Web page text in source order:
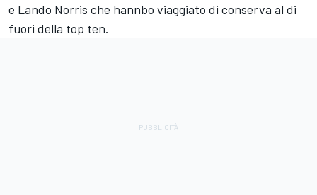
e Lando Norris che hannbo viaggiato di conserva al di
fuori della top ten.